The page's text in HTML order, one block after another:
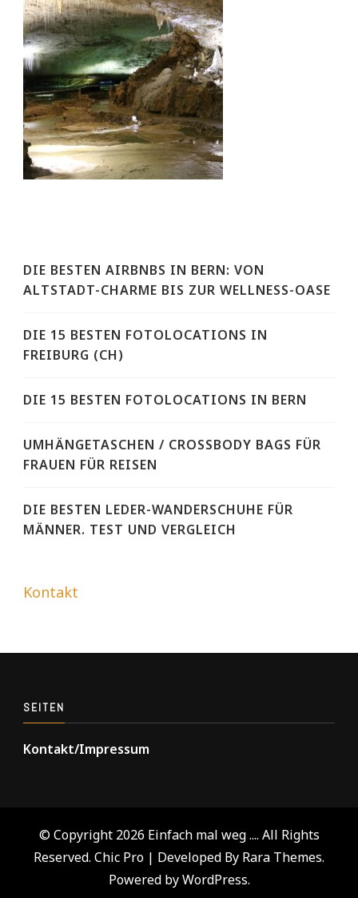
DIE BESTEN AIRBNBS IN BERN: VON
ALTSTADT-CHARME BIS ZUR WELLNESS-OASE
DIE 15 BESTEN FOTOLOCATIONS IN
FREIBURG (CH)
DIE 15 BESTEN FOTOLOCATIONS IN BERN
UMHÄNGETASCHEN / CROSSBODY BAGS FÜR
FRAUEN FÜR REISEN
DIE BESTEN LEDER-WANDERSCHUHE FÜR
MÄNNER. TEST UND VERGLEICH
Kontakt
SEITEN
Kontakt/Impressum
© Copyright 2026 Einfach mal weg .... All Rights
Reserved. Chic Pro | Developed By Rara Themes.
Powered byWordPress.